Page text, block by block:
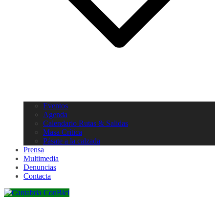
Eventos
Agenda
Calendario Rutas & Salidas
Masa Crítica
Pásate a la calzada
Prensa
Multimedia
Denuncias
Contacta